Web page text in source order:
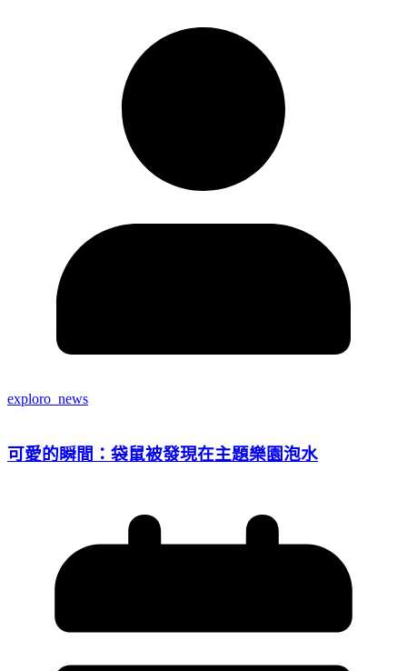
exploro_news
可愛的瞬間：袋鼠被發現在主題樂園泡水